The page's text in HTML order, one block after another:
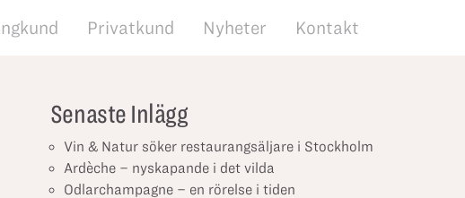
Privatkund Nyheter Kontakt
Senaste Inlägg
Vin & Natur söker restaurangsäljare i Stockholm
Ardèche – nyskapande i det vilda
Odlarchampagne – en rörelse i tiden